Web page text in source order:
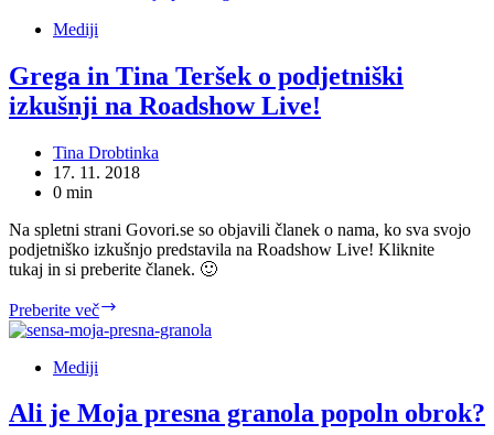
granola
Mediji
Grega in Tina Teršek o podjetniški
izkušnji na Roadshow Live!
Tina Drobtinka
17. 11. 2018
0 min
Na spletni strani Govori.se so objavili članek o nama, ko sva svojo
podjetniško izkušnjo predstavila na Roadshow Live! Kliknite
tukaj in si preberite članek. 🙂
Preberite več
in
podjetniški
izkušnji
Mediji
Ali je Moja presna granola popoln obrok?